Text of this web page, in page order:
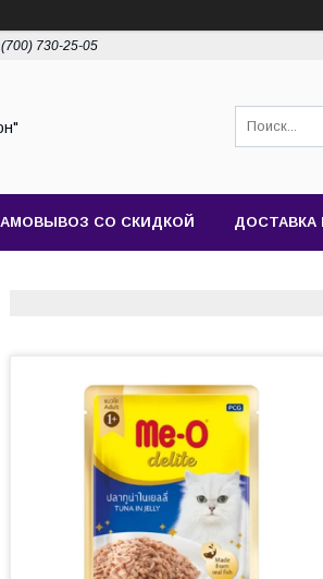
730-25-05
СО СКИДКОЙ ДОСТАВКА